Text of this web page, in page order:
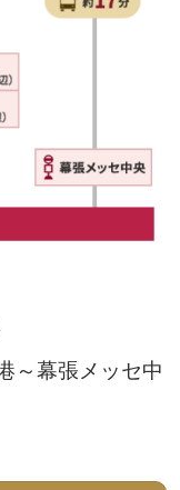
～幕張メッセ中